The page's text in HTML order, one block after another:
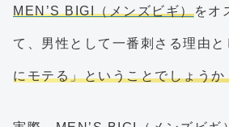
MEN’S BIGI（メンズビギ）をオ
て、男性として一番刺さる理由と
にモテる」ということでしょうか